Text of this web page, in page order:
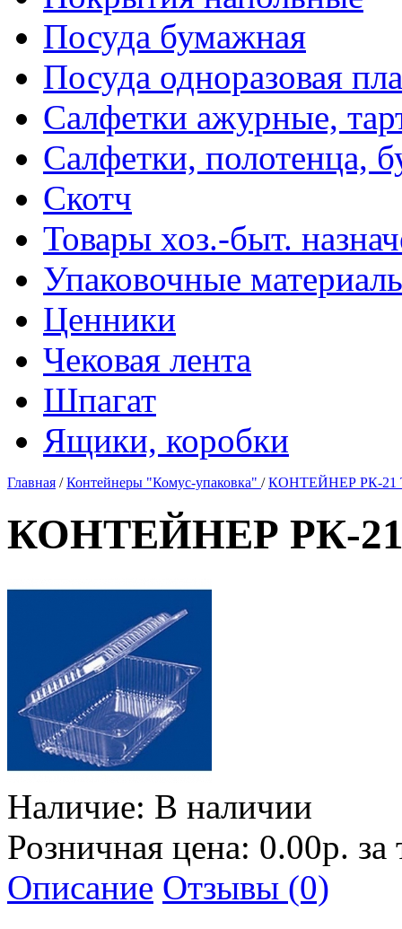
Посуда бумажная
Посуда одноразовая
Салфетки ажурные,
Салфетки, полотенца,
Скотч
Товары хоз.-быт.
Упаковочные
Ценники
Чековая лента
Шпагат
Ящики, коробки
Главная /Контейнеры "Комус-упаковка" /КОНТЕЙНЕР РК-21
КОНТЕЙНЕР РК-
Наличие: В наличии
Розничная цена: 0.00р.
Описание Отзывы (0)